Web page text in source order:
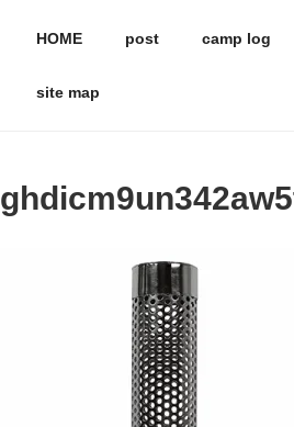
HOME post camp log
site map